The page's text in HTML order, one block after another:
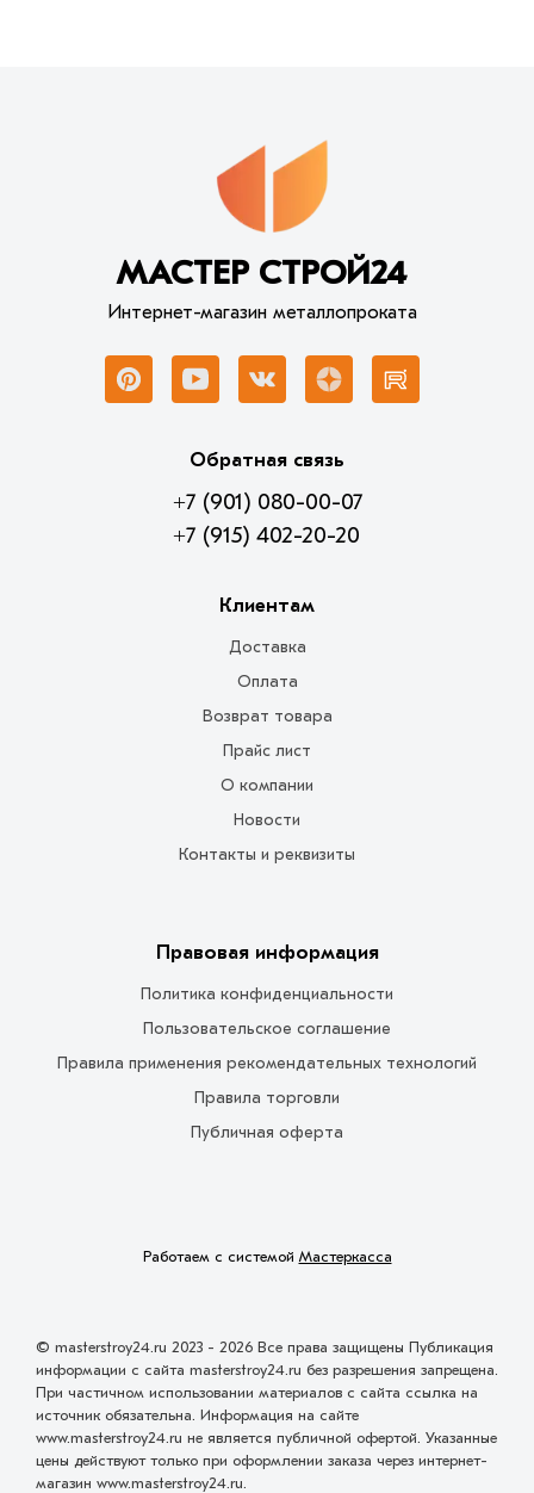
МАСТЕР СТРОЙ24
Интернет-магазин металлопроката
Обратная связь
+7 (901) 080-00-07
+7 (915) 402-20-20
Клиентам
Доставка
Оплата
Возврат товара
Прайс лист
О компании
Новости
Контакты и реквизиты
Правовая информация
Политика конфиденциальности
Пользовательское соглашение
Правила применения рекомендательных технологий
Правила торговли
Публичная оферта
Работаем с системой Мастеркасса
© masterstroy24.ru 2023 - 2026 Все права защищены Публикация
информации с сайта masterstroy24.ru без разрешения запрещена.
При частичном использовании материалов с сайта ссылка на
источник обязательна. Информация на сайте
www.masterstroy24.ru не является публичной офертой. Указанные
цены действуют только при оформлении заказа через интернет-
магазин www.masterstroy24.ru.